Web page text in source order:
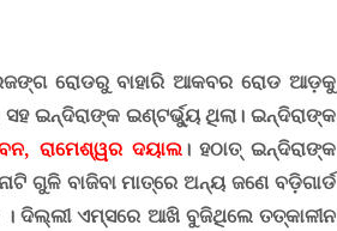
ରୋଡରୁ ବାହାରି ଆକବର ରୋଡ ଆଡ଼କୁ
ଇନ୍ଦିରାଙ୍କ ଇଣ୍ଟର୍ଭ୍ୟୁ ଥିଲା। ଇନ୍ଦିରାଙ୍କ
ରାମେଶ୍ୱର ଦୟାଲ।ହଠାତ୍ ଇନ୍ଦିରାଙ୍କ
ଗୁଳି ବାଜିବା ମାତ୍ରେ ଅନ୍ୟ ଜଣେ ବଡ଼ିଗାର୍ଡ
ଦିଲ୍ଲୀ ଏମ୍ସରେ ଆଖି ବୁଜିଥିଲେ ତତ୍କାଳୀନ